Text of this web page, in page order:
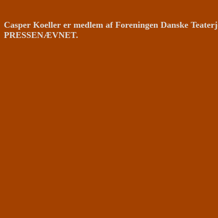
Casper Koeller er medlem af Foreningen Danske
PRESSENÆVNET.